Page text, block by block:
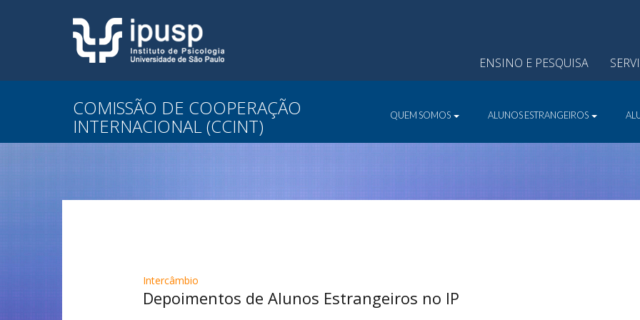
ENSINO E PESQUISA
COMISSÃO DE COOPERAÇÃO
INTERNACIONAL (CCINT) QUEM SOMOS ALUNOS ESTRANGEIROS
Intercâmbio
Depoimentos de Alunos Estrangeiros no IP